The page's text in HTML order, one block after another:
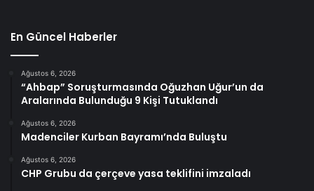
En Güncel Haberler
Ağustos 6, 2026
“Ahbap” Soruşturmasında Oğuzhan Uğur’un da
Aralarında Bulunduğu 9 Kişi Tutuklandı
Ağustos 6, 2026
Madenciler Kurban Bayramı’nda Buluştu
Ağustos 6, 2026
CHP Grubu da çerçeve yasa teklifini imzaladı